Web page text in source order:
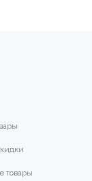
товары